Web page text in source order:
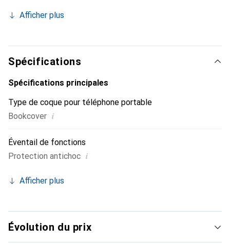
élégant et indispensable de votre smartphone.
haute qualité, la marque Noreve est un choix sûr pour une
clientèle exigeante.
Afficher plus
Spécifications
Spécifications principales
Type de coque pour téléphone portable
Bookcover i
Éventail de fonctions
Protection antichoc i
Afficher plus
Évolution du prix